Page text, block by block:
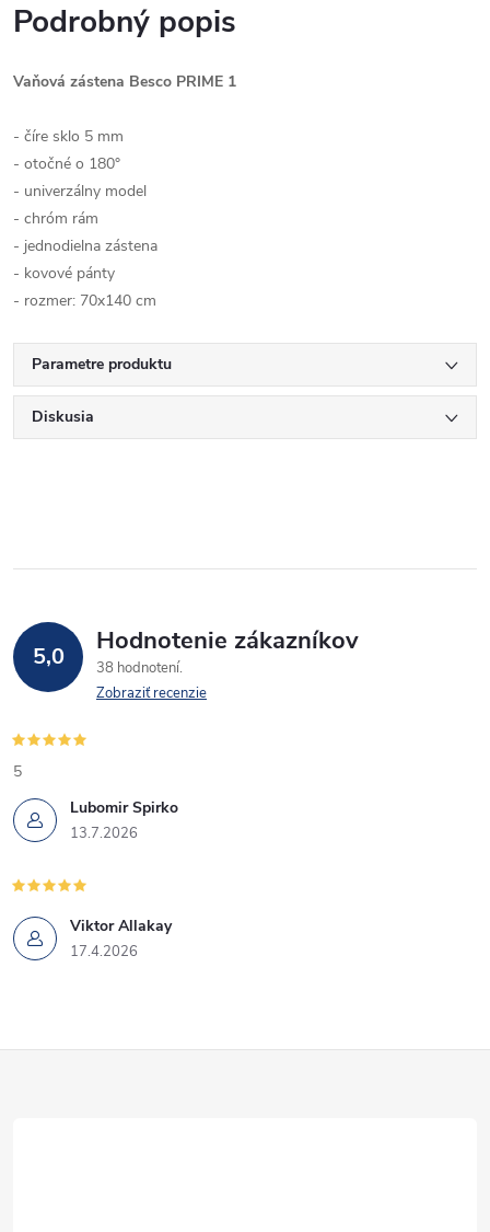
Podrobný popis
Vaňová zástena Besco PRIME 1
- číre sklo 5 mm
- otočné o 180°
- univerzálny model
- chróm rám
- jednodielna zástena
- kovové pánty
- rozmer: 70x140 cm
Parametre produktu
Diskusia
5,0 Hodnotenie zákazníkov
38 hodnotení
Zobraziť recenzie
Lubomir Spirko
13.7.2026
5
Viktor Allakay
17.4.2026